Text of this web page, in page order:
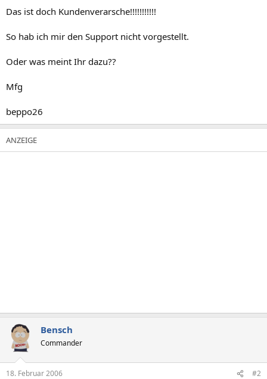
Das ist doch Kundenverarsche!!!!!!!!!!!
So hab ich mir den Support nicht vorgestellt.
Oder was meint Ihr dazu??
Mfg
beppo26
Bensch
Commander
18. Februar 2006 #2